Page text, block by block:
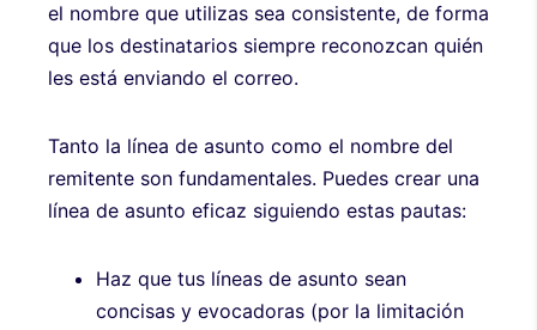
el nombre que utilizas sea consistente, de forma
que los destinatarios siempre reconozcan quién
les está enviando el correo.
Tanto la línea de asunto como el nombre del
remitente son fundamentales. Puedes crear una
línea de asunto eficaz siguiendo estas pautas:
Haz que tus líneas de asunto sean
concisas y evocadoras (por la limitación